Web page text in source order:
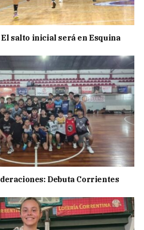
salto inicial será en Esquina
Debuta Corrientes